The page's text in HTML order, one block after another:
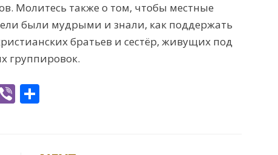
Молитесь также о том, чтобы местные
были мудрыми и знали, как поддержать
братьев и сестёр, живущих под
группировок.
Vi